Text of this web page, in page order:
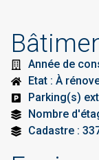
Année de
Etat : À
Parking(s)
Nombre
Cadastre :